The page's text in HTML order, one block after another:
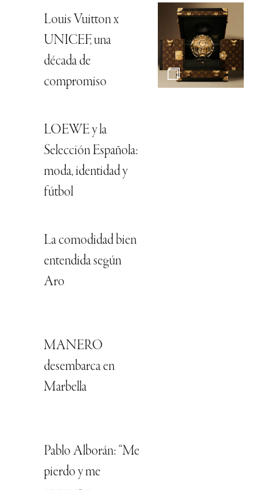
Louis Vuitton x
UNICEF, una
década de
compromiso
LOEWE y la
Selección Española:
moda, identidad y
fútbol
La comodidad bien
entendida según
Aro
MANERO
desembarca en
Marbella
Pablo Alborán: “Me
pierdo y me